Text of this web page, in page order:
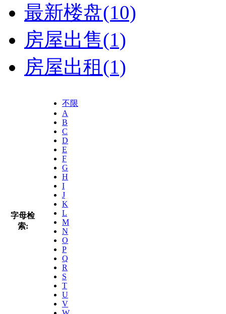
最新楼盘(10)
房屋出售(1)
房屋出租(1)
字母检
索:
不限
A
B
C
D
E
F
G
H
I
J
K
L
M
N
O
P
Q
R
S
T
U
V